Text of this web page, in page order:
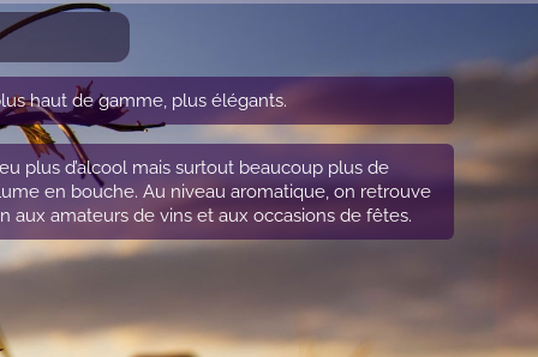
haut de gamme, plus élégants.
plus d’alcool mais surtout beaucoup plus de
en bouche. Au niveau aromatique, on retrouve
aux amateurs de vins et aux occasions de fêtes.